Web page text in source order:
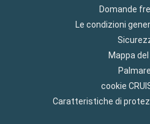
Domande
Le condizioni
Mappa
cookie
Caratteristiche di